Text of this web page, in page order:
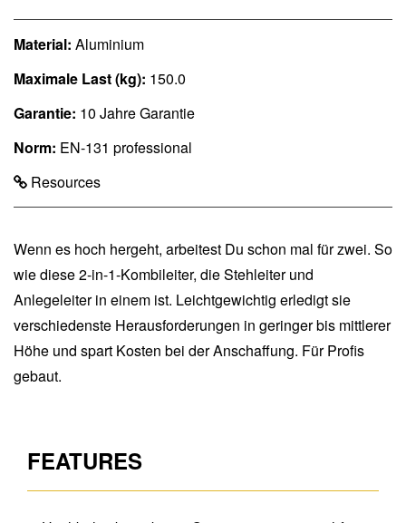
Material: Aluminium
Maximale Last (kg): 150.0
Garantie: 10 Jahre Garantie
Norm: EN-131 professional
Resources
Wenn es hoch hergeht, arbeitest Du schon mal für zwei. So
wie diese 2-in-1-Kombileiter, die Stehleiter und
Anlegeleiter in einem ist. Leichtgewichtig erledigt sie
verschiedenste Herausforderungen in geringer bis mittlerer
Höhe und spart Kosten bei der Anschaffung. Für Profis
gebaut.
FEATURES